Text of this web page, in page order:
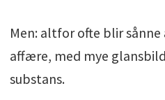
Men: altfor ofte blir
affære, med mye
substans.